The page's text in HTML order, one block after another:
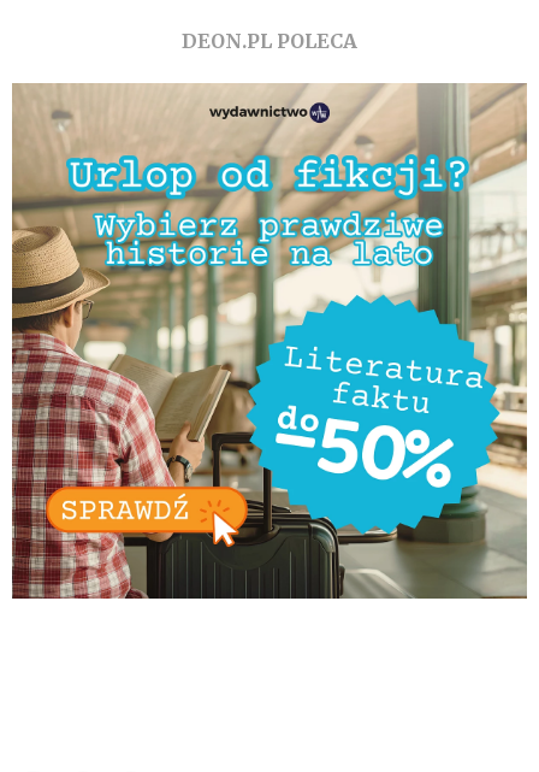
DEON.PL POLECA